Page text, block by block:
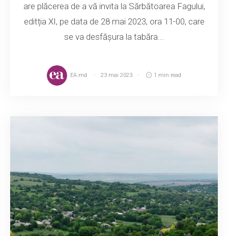
are plăcerea de a vă invita la Sărbătoarea Fagului,
editția XI, pe data de 28 mai 2023, ora 11-00, care
se va desfăşura la tabăra...
EA.md 23 mai 2023 1 min read